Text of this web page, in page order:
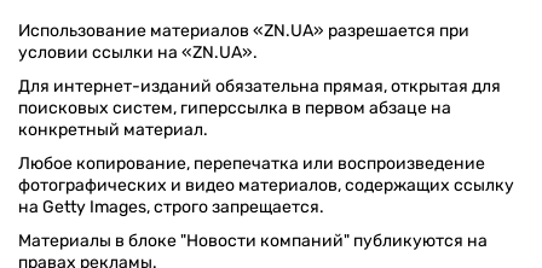
Использование материалов «ZN.UA» разрешается при
условии ссылки на «ZN.UA».
Для интернет-изданий обязательна прямая, открытая для
поисковых систем, гиперссылка в первом абзаце на
конкретный материал.
Любое копирование, перепечатка или воспроизведение
фотографических и видео материалов, содержащих ссылку
на Getty Images, строго запрещается.
Материалы в блоке "Новости компаний" публикуются на
правах рекламы.